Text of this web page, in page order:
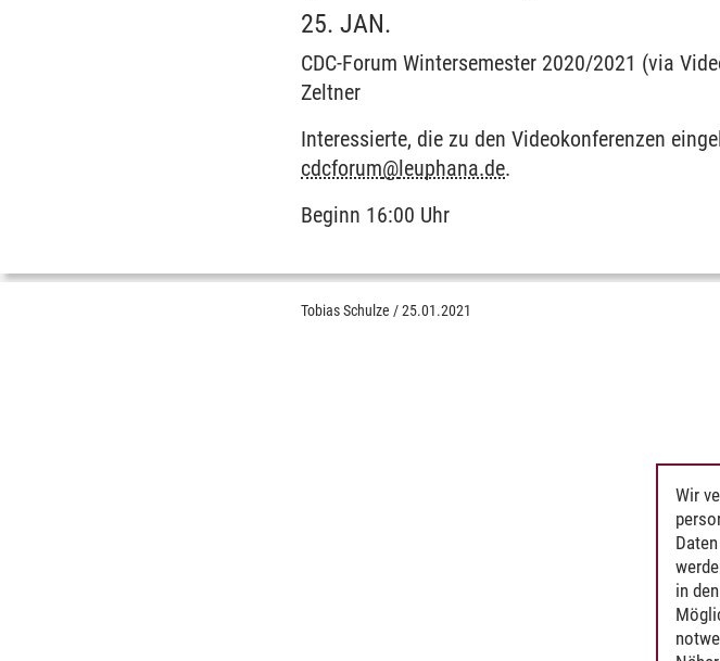
25. JAN.
CDC-Forum Wintersemester 2020/2021 (via
Zeltner
Interessierte, die zu den Videokonferenzen
cdcforum@leuphana.de.
Beginn 16:00 Uhr
Tobias Schulze /25.01.2021
Wir
in